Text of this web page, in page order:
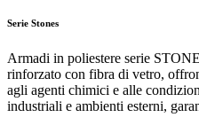
Serie Stones
Armadi in poliestere serie
rinforzato con fibra di vetro,
agli agenti chimici e alle
industriali e ambienti esterni,